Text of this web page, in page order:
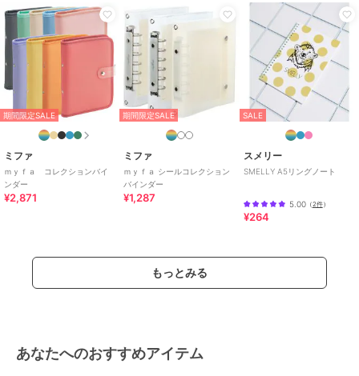
期間限定SALE
ミファ
ｍｙｆａ コレクションバイ
ンダー
¥2,871
期間限定SALE
ミファ
ｍｙｆａ シールコレクション
バインダー
¥1,287
SALE
スメリー
SMELLY A5リングノート
5.00（2件）
¥264
もっとみる
あなたへのおすすめアイテム